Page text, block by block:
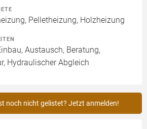
Pelletheizung, Holzheizung
Austausch, Beratung,
Hydraulischer Abgleich
noch nicht gelistet? Jetzt anmelden!